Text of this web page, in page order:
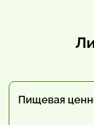
Пищевая